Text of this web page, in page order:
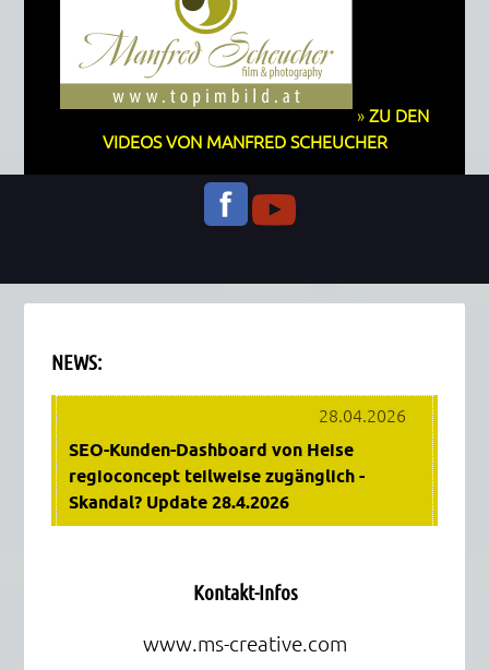
»ZU DEN
VIDEOS VON MANFRED SCHEUCHER
NEWS:
Dieses eingebettete Fenster zeigt die aktuellen
28.04.2026
SEO-Kunden-Dashboard von Heise
regioconcept teilweise zugänglich -
Skandal? Update 28.4.2026
SEO (Suchmaschinenoptimierung)
Kontakt-Infos
www.ms-creative.com